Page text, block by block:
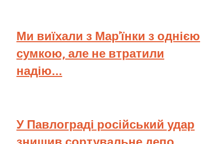
Ми виїхали з Мар'їнки з однією
сумкою, але не втратили
надію...
У Павлограді російський удар